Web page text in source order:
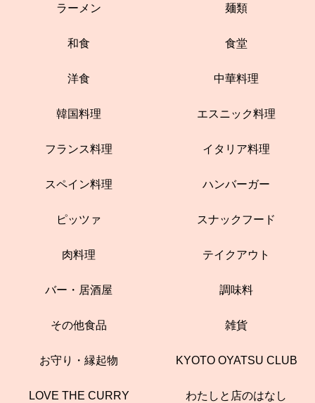
ラーメン 麺類
和食 食堂
洋食 中華料理
韓国料理 エスニック料理
フランス料理 イタリア料理
スペイン料理 ハンバーガー
ピッツァ スナックフード
肉料理 テイクアウト
バー・居酒屋 調味料
その他食品 雑貨
お守り・縁起物 KYOTO OYATSU CLUB
LOVE THE CURRY わたしと店のはなし